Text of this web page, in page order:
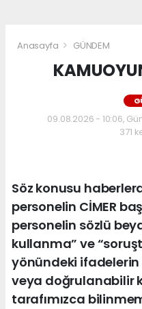
Anasayfa GÜNDEM
09.08.2026 - 10:06,
371
Söz konusu
personelin CİMER
personelin sözlü
kullanma” ve
yönündeki
veya doğrulanabilir
tarafımızca